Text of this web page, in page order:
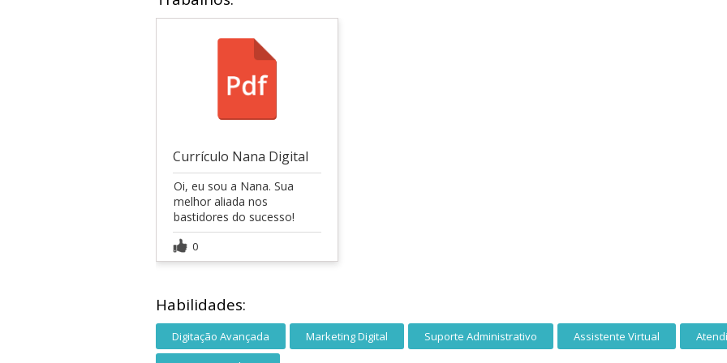
Currículo Nana Digital
Oi, eu sou a Nana. Sua
melhor aliada nos
bastidores do sucesso!
0
Habilidades:
Digitação Avançada Marketing Digital Suporte Administrativo Assistente Virtual